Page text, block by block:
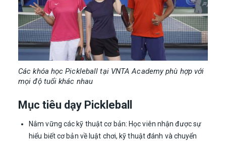
Các khóa học Pickleball tại VNTA Academy phù hợp với
mọi độ tuổi khác nhau
Mục tiêu dạy Pickleball
Nắm vững các kỹ thuật cơ bản: Học viên nhận được sự
hiểu biết cơ bản về luật chơi, kỹ thuật đánh và chuyển